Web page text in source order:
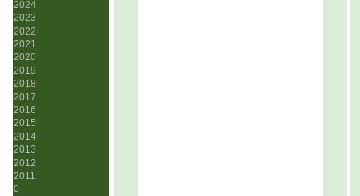
2024
2023
2022
2021
2020
2019
2018
2017
2016
2015
2014
2013
2012
2011
0